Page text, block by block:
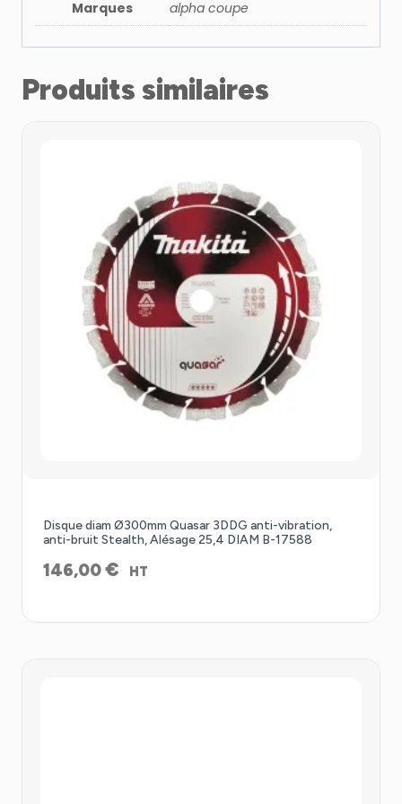
Marques
alpha coupe
Produits similaires
Disque diam Ø300mm Quasar 3DDG anti-vibration,
anti-bruit Stealth, Alésage 25,4 DIAM B-17588
146,00€ HT